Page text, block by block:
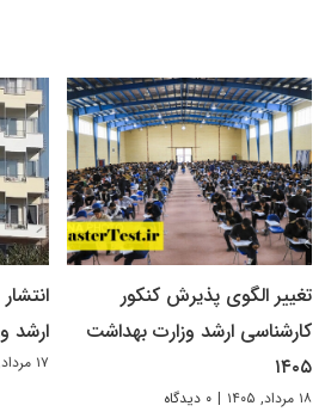
تغییر الگوی پذیرش کنکور
کارشناسی ارشد وزارت بهداشت
۱۴۰۵
۱۸ مرداد, ۱۴۰۵ | ۰ دیدگاه
ارشد
۱۷ مرداد, ۱۴۰۵